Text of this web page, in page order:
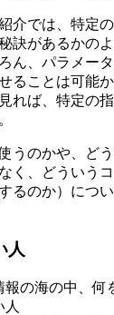
介では、特定
訣があるかの
ん、パラメー
ることは可能
れば、特定の
うのかや、ど
く、どういう
るのか）につ
人
報の海の中、何